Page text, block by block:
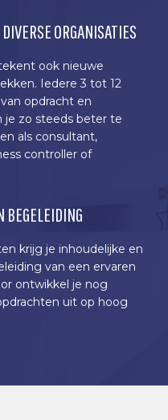
ORGANISATIES
ook nieuwe
Iedere 3 tot 12
opdracht en
je zo steeds beter te
als consultant,
controller of
BEGELEIDING
krijg je inhoudelijke en
van een ervaren
ontwikkel je nog
uit op hoog